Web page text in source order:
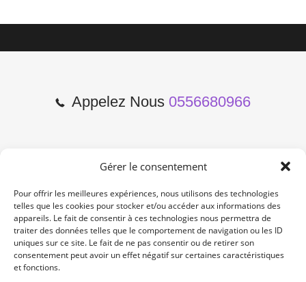
Gérer le consentement
Pour offrir les meilleures expériences, nous utilisons des technologies
telles que les cookies pour stocker et/ou accéder aux informations des
appareils. Le fait de consentir à ces technologies nous permettra de
traiter des données telles que le comportement de navigation ou les ID
uniques sur ce site. Le fait de ne pas consentir ou de retirer son
consentement peut avoir un effet négatif sur certaines caractéristiques
et fonctions.
Appelez Nous 0556680966
2 Cours de l'Yser 33800
Bordeaux
Lun-Samedi: 10:00 -19:00
Non Stop